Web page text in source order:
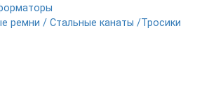
ремни / Стальные канаты /Тросики